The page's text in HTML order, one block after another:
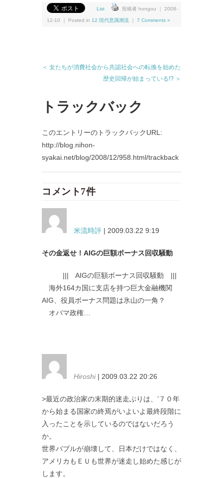
List 投稿者 hongou ｜ 2008-
12-10 ｜ Posted in 12.現代意識潮流 7 Comments »
＜ 女たちが消費社会から共認社会への転換を始めた
歴史回帰が始まっている!? ＞
トラックバック
このエントリーのトラックバックURL:
http://blog.nihon-
syakai.net/blog/2008/12/958.html/trackback
コメント7件
米流時評 | 2009.03.22 9:19
その金返せ！AIGの巨額ボーナス回収騒動
||| AIGの巨額ボーナス回収騒動 |||
海外164カ国に支店を持つ巨大金融機関
AIG、役員ボーナス問題は氷山の一角？
オバマ政権…
Hiroshi| 2009.03.22 20:26
>最近の政治家の末期的迷走ぶりは、’７０年
から始まる国家の終焉がいよいよ最終段階に
入ったことを示しているのではないだろう
か。
世界バブルが崩壊して、日本だけではなく、
アメリカもＥＵも世界が迷走し始めた感じが
します。